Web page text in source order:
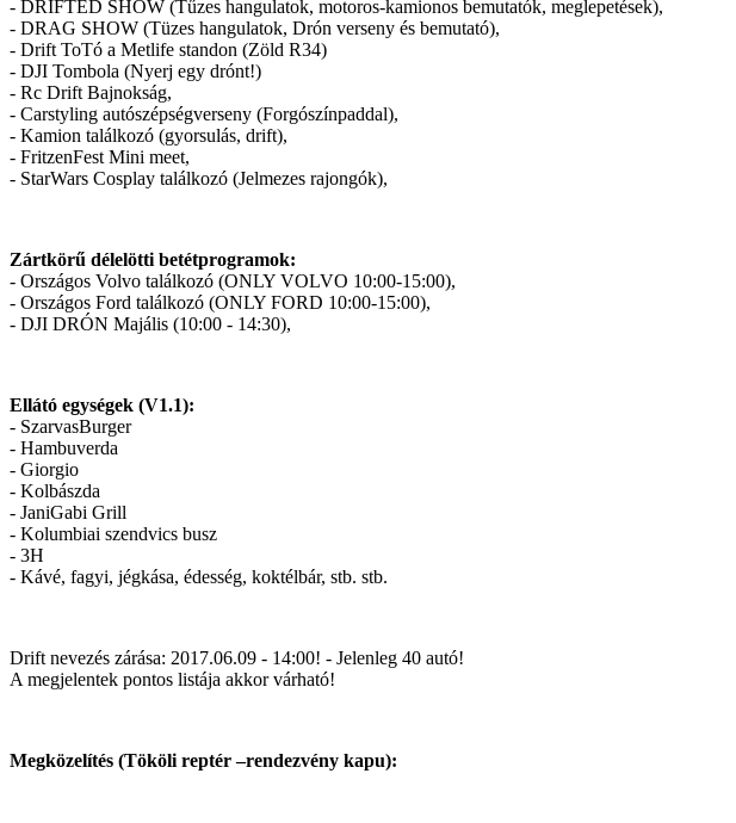
- DRIFTED SHOW (Tűzes hangulatok, motoros-kamionos bemutatók, meglepetések),
- DRAG SHOW (Tüzes hangulatok, Drón verseny és bemutató),
- Drift ToTó a Metlife standon (Zöld R34)
- DJI Tombola (Nyerj egy drónt!)
- Rc Drift Bajnokság,
- Carstyling autószépségverseny (Forgószínpaddal),
- Kamion találkozó (gyorsulás, drift),
- FritzenFest Mini meet,
- StarWars Cosplay találkozó (Jelmezes rajongók),
Zártkörű délelötti betétprogramok:
- Országos Volvo találkozó (ONLY VOLVO 10:00-15:00),
- Országos Ford találkozó (ONLY FORD 10:00-15:00),
- DJI DRÓN Majális (10:00 - 14:30),
Ellátó egységek (V1.1):
- SzarvasBurger
- Hambuverda
- Giorgio
- Kolbászda
- JaniGabi Grill
- Kolumbiai szendvics busz
- 3H
- Kávé, fagyi, jégkása, édesség, koktélbár, stb. stb.
Drift nevezés zárása: 2017.06.09 - 14:00! - Jelenleg 40 autó!
A megjelentek pontos listája akkor várható!
Megközelítés (Tököli reptér –rendezvény kapu):